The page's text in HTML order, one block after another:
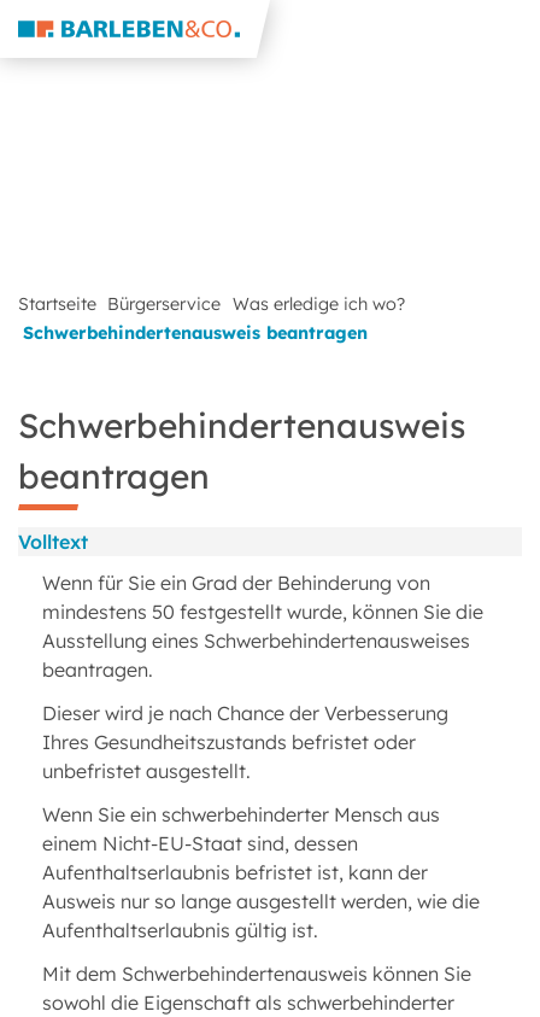
Startseite Bürgerservice Was erledige ich wo?
Schwerbehindertenausweis beantragen
Schwerbehindertenausweis
beantragen
Volltext
Wenn für Sie ein Grad der Behinderung von
mindestens 50 festgestellt wurde, können Sie die
Ausstellung eines Schwerbehindertenausweises
beantragen.
Dieser wird je nach Chance der Verbesserung
Ihres Gesundheitszustands befristet oder
unbefristet ausgestellt.
Wenn Sie ein schwerbehinderter Mensch aus
einem Nicht-EU-Staat sind, dessen
Aufenthaltserlaubnis befristet ist, kann der
Ausweis nur so lange ausgestellt werden, wie die
Aufenthaltserlaubnis gültig ist.
Mit dem Schwerbehindertenausweis können Sie
sowohl die Eigenschaft als schwerbehinderter